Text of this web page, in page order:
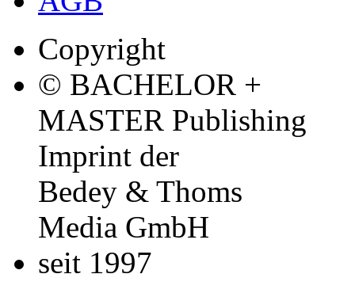
Copyright
© BACHELOR +
MASTER Publishing
Imprint der
Bedey & Thoms
Media GmbH
seit 1997